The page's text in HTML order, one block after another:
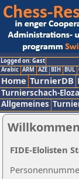
Logged on: Gast
Arabic ARM AZE BIH BUL
Home TurnierDB
Turnierschach-
Allgemeines
FIDE-Elolisten